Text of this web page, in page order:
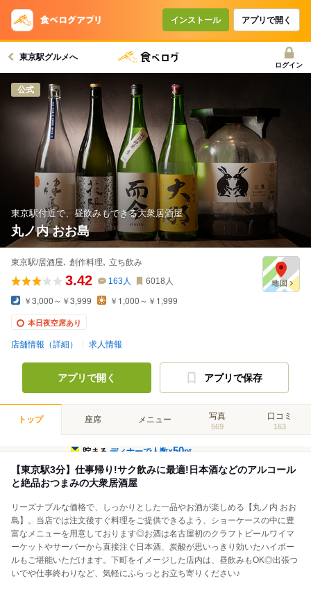
インストール アプリで開く
東京駅グルメへ
ログイン
公式
東京駅付近で、昼飲みもできる大衆居酒屋
丸ノ内 おお島
東京駅/居酒屋､ 創作料理､ 立ち飲み
3.42 163人 6018 人
￥3,000～￥3,999 ￥1,000～￥1,999
本日夜空席あり
店舗情報（詳細） 求人情報
アプリで開く アプリで保存
トップ 座席 メニュー 写真
569
口コミ
163
貯まるディナーで人数×50pt
【東京駅3分】仕事帰り!サク飲みに最適!日本酒などのアルコール
と絶品おつまみの大衆居酒屋
リーズナブルな価格で、しっかりとした一品やお酒が楽しめる【丸ノ内 おお
島】。当店では注文後すぐ料理をご提供できるよう、ショーケースの中に豊
富なメニューを用意しております◎お酒は名古屋初のクラフトビールワイマ
ーケットやサーバーから直接注ぐ日本酒、炭酸が思いっきり効いたハイボー
ルもご堪能いただけます。下町をイメージした店内は、昼飲みもOK◎出張つ
いでや仕事終わりなど、気軽にふらっとお立ち寄りください♪